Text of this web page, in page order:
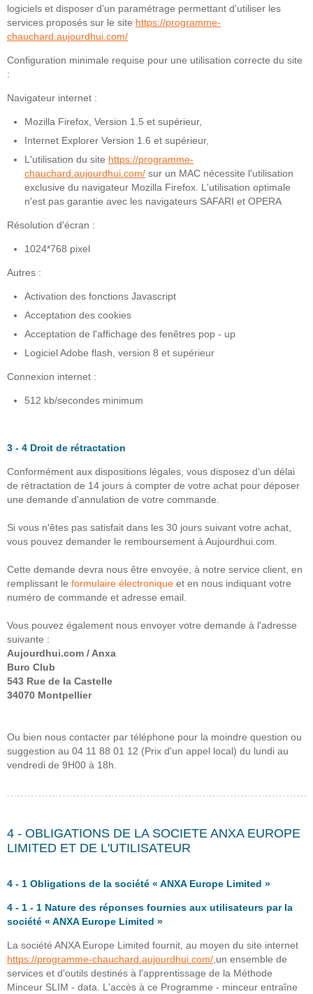
logiciels et disposer d'un paramétrage permettant d'utiliser les
services proposés sur le site https://programme-
chauchard.aujourdhui.com/
Configuration minimale requise pour une utilisation correcte du site
:
Navigateur internet :
Mozilla Firefox, Version 1.5 et supérieur,
Internet Explorer Version 1.6 et supérieur,
L'utilisation du site https://programme-
chauchard.aujourdhui.com/ sur un MAC nécessite l'utilisation
exclusive du navigateur Mozilla Firefox. L'utilisation optimale
n'est pas garantie avec les navigateurs SAFARI et OPERA
Résolution d'écran :
1024*768 pixel
Autres :
Activation des fonctions Javascript
Acceptation des cookies
Acceptation de l'affichage des fenêtres pop - up
Logiciel Adobe flash, version 8 et supérieur
Connexion internet :
512 kb/secondes minimum
3 - 4 Droit de rétractation
Conformément aux dispositions légales, vous disposez d'un délai
de rétractation de 14 jours à compter de votre achat pour déposer
une demande d'annulation de votre commande.
Si vous n'êtes pas satisfait dans les 30 jours suivant votre achat,
vous pouvez demander le remboursement à Aujourdhui.com.
Cette demande devra nous être envoyée, à notre service client, en
remplissant le formulaire électronique et en nous indiquant votre
numéro de commande et adresse email.
Vous pouvez également nous envoyer votre demande à l'adresse
suivante :
Aujourdhui.com / Anxa
Buro Club
543 Rue de la Castelle
34070 Montpellier
Ou bien nous contacter par téléphone pour la moindre question ou
suggestion au 04 11 88 01 12 (Prix d'un appel local) du lundi au
vendredi de 9H00 à 18h.
4 - OBLIGATIONS DE LA SOCIETE ANXA EUROPE
LIMITED ET DE L'UTILISATEUR
4 - 1 Obligations de la société « ANXA Europe Limited »
4 - 1 - 1 Nature des réponses fournies aux utilisateurs par la
société « ANXA Europe Limited »
La société ANXA Europe Limited fournit, au moyen du site internet
https://programme-chauchard.aujourdhui.com/,un ensemble de
services et d'outils destinés à l'apprentissage de la Méthode
Minceur SLIM - data. L'accès à ce Programme - minceur entraîne